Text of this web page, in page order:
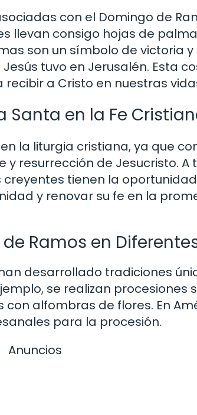
con el Domingo de
llevan consigo hojas de
son un símbolo de victoria y
tuvo en Jerusalén. Esta
a Cristo en nuestras
en la Fe
la liturgia cristiana, ya que
resurrección de Jesucristo. A
tienen la
y renovar su fe en la
Ramos en
desarrollado tradiciones
se realizan procesiones
alfombras de flores. En
para la procesión.
Anuncios